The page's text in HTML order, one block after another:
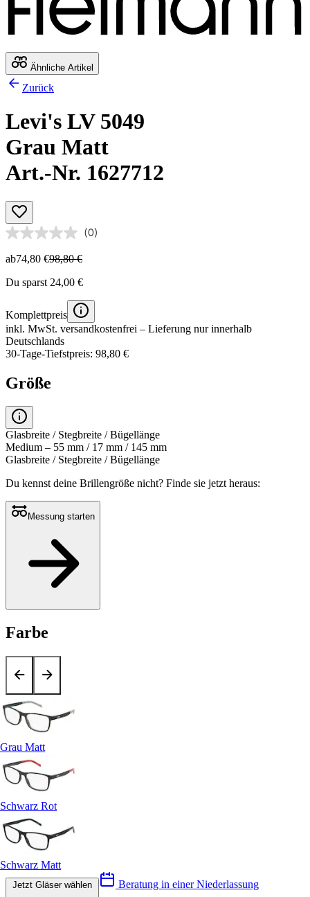
Ähnliche Artikel
Zurück
Levi's LV 5049
Grau Matt
Art.-Nr. 1627712
(0)
ab74,80 €98,80 €
Du sparst 24,00 €
Komplettpreis
inkl. MwSt. versandkostenfrei – Lieferung nur innerhalb
Deutschlands
30-Tage-Tiefstpreis: 98,80 €
Größe
Glasbreite / Stegbreite / Bügellänge
Medium – 55 mm / 17 mm / 145 mm
Glasbreite / Stegbreite / Bügellänge
Du kennst deine Brillengröße nicht? Finde sie jetzt heraus:
Messung starten
Farbe
Grau Matt
Schwarz Rot
Schwarz Matt
Beratung in einer Niederlassung